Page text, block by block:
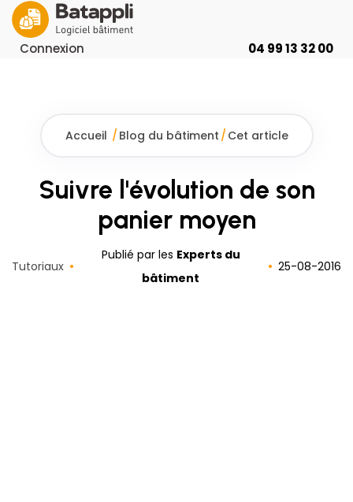
Connexion 04 99 13 32 00
Accueil / Blog du bâtiment / Cet article
Suivre l'évolution de son
panier moyen
Tutoriaux
Publié par les Experts du
bâtiment
25-08-2016